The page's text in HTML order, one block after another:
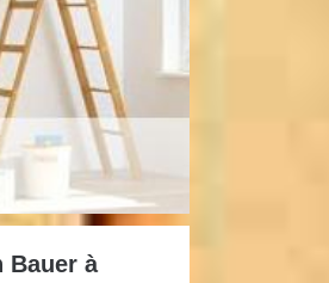
Bauer à